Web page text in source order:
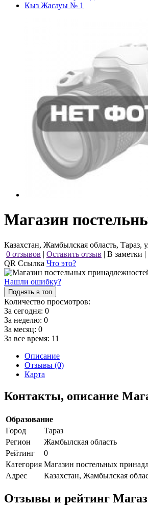
Кыз Жасауы № 1
Магазин
Казахстан, Жамбылская область, Тараз,
0 отзывов | Оставить отзыв | В заметки |
QR Ссылка Что это?
Нашли ошибку?
Поднять в топ
Количество просмотров:
За сегодня: 0
За неделю: 0
За месяц: 0
За все время: 11
Описание
Отзывы (0)
Карта
Контакты, описание
Образование
Город
Тараз
Регион
Жамбылская область
Рейтинг
0
Категория Магазин постельных
Адрес
Казахстан, Жамбылская
Отзывы и рейтинг